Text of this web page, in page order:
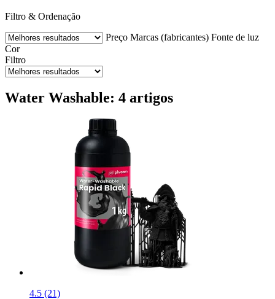
Filtro & Ordenação
Preço Marcas (fabricantes) Fonte de luz
Cor
Filtro
Water Washable: 4 artigos
4.5 (21)